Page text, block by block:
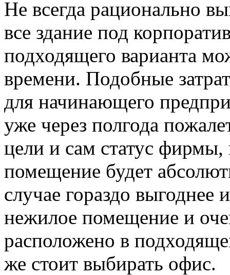
Не всегда рационально
все здание под
подходящего варианта
времени. Подобные
для начинающего
уже через полгода
цели и сам статус фирмы,
помещение будет
случае гораздо
нежилое помещение и
расположено в
же стоит выбирать офис.